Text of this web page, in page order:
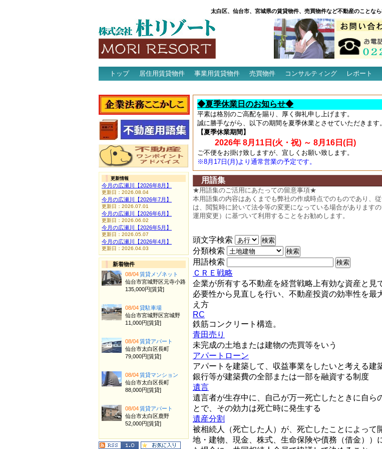
太白区、仙台市、宮城県の賃貸物件、売買物件など不動産のことな
トップ 居住用賃貸物件 事業用賃貸物件 売買物件 コンサルティング レポート
◆夏季休業日のお知らせ◆
平素は格別のご高配を賜り、厚く御礼申し上げます。
誠に勝手ながら、以下の期間を夏季休業とさせていただきます。
【夏季休業期間】
2026年 8月11日(火・祝) ～ 8月16日(日)
ご不便をお掛け致しますが、宜しくお願い致します。
※8月17日(月)より通常営業の予定です。
用語集
★用語集のご活用にあたっての留意事項★
本用語集の内容はあくまでも弊社の作成時点でのものであり、
は、閲覧時に於いて法令等の変更になっている場合があります
運用変更）に基づいて利用することをお勧めします。
頭文字検索
分類検索
用語検索
ＣＲＥ戦略
企業が所有する不動産を経営戦略上有効な資産と見
必要性から見直しを行い、不動産投資の効率性を最
え方
RC
鉄筋コンクリート構造。
青田売り
未完成の土地または建物の売買等をいう
アパートローン
アパートを建築して、収益事業をしたいと考える建
銀行等が建築費の全部または一部を融資する制度
遺言
遺言者が生存中に、自己が万一死亡したときに自ら
とで、その効力は死亡時に発生する
遺産分割
被相続人（死亡した人）が、死亡したことによって
地・建物、現金、株式、生命保険や債務（借金））
更新情報
今月の広瀬川【2026年8月】
更新日：2026.08.04
今月の広瀬川【2026年7月】
更新日：2026.07.01
今月の広瀬川【2026年6月】
更新日：2026.06.02
今月の広瀬川【2026年5月】
更新日：2026.05.07
今月の広瀬川【2026年4月】
更新日：2026.04.03
新着物件
08/04賃貸メゾネット
仙台市宮城野区元寺小路
135,000円[賃貸]
08/04貸駐車場
仙台市宮城野区宮城野
11,000円[賃貸]
08/04賃貸アパート
仙台市太白区長町
79,000円[賃貸]
08/04賃貸マンション
仙台市太白区長町
88,000円[賃貸]
08/04賃貸アパート
仙台市太白区鹿野
52,000円[賃貸]